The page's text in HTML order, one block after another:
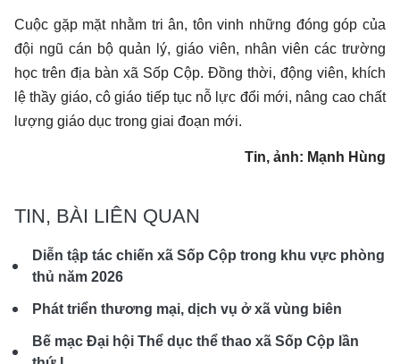
Cuộc gặp mặt nhằm tri ân, tôn vinh những đóng góp của
đội ngũ cán bộ quản lý, giáo viên, nhân viên các trường
học trên địa bàn xã Sốp Cộp. Đồng thời, động viên, khích
lệ thầy giáo, cô giáo tiếp tục nỗ lực đổi mới, nâng cao chất
lượng giáo dục trong giai đoạn mới.
Tin, ảnh: Mạnh Hùng
TIN, BÀI LIÊN QUAN
Diễn tập tác chiến xã Sốp Cộp trong khu vực phòng
thủ năm 2026
Phát triển thương mại, dịch vụ ở xã vùng biên
Bế mạc Đại hội Thể dục thể thao xã Sốp Cộp lần